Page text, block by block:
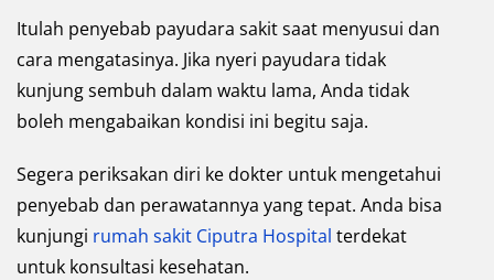
Itulah penyebab payudara sakit saat menyusui dan
cara mengatasinya. Jika nyeri payudara tidak
kunjung sembuh dalam waktu lama, Anda tidak
boleh mengabaikan kondisi ini begitu saja.
Segera periksakan diri ke dokter untuk mengetahui
penyebab dan perawatannya yang tepat. Anda bisa
kunjungi rumah sakit Ciputra Hospital terdekat
untuk konsultasi kesehatan.